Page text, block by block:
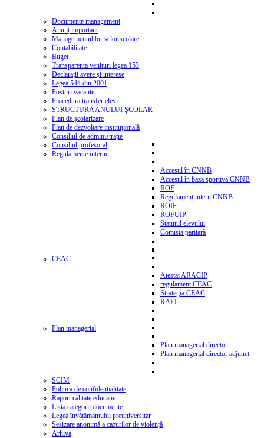
Documente management
Anunț important
Managementul burselor școlare
Contabilitate
Buget
Transparenta venituri legea 153
Declarații avere și interese
Legea 544 din 2001
Posturi vacante
Procedura transfer elevi
STRUCTURA ANULUI ŞCOLAR
Plan de școlarizare
Plan de dezvoltare instituțională
Consiliul de administrație
Consiliul profesoral
Regulamente interne
Accesul în CNNB
Accesul în baza sportivă CNNB
ROF
Regulament intern CNNB
ROIF
ROFUIP
Statutul elevului
Comisia paritară
CEAC
Atestat ARACIP
regulament CEAC
Strategia CEAC
RAEI
Plan managerial
Plan managerial director
Plan managerial director adjunct
SCIM
Politica de confidentialitate
Raport calitate educație
Lista categorii documente
Legea învățământului preuniversitar
Sesizare anonimă a cazurilor de violență
Arhiva